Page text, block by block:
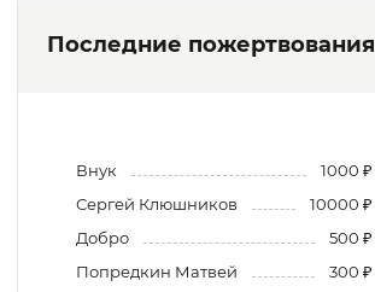
Последние пожертвования
Внук
1000 ₽
Сергей Клюшников
10000 ₽
Добро
500 ₽
Попредкин Матвей
300 ₽